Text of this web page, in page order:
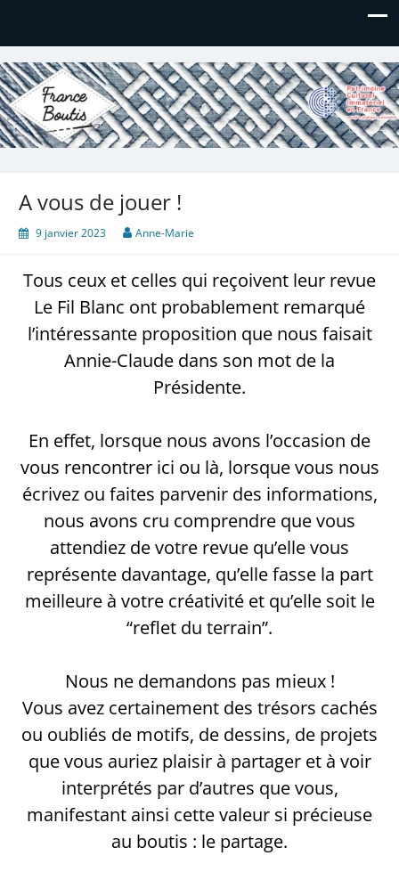
France Boutis
Le site de France Boutis
A vous de jouer !
9 janvier 2023 Anne-Marie
Tous ceux et celles qui reçoivent leur revue
Le Fil Blanc ont probablement remarqué
l’intéressante proposition que nous faisait
Annie-Claude dans son mot de la
Présidente.
En effet, lorsque nous avons l’occasion de
vous rencontrer ici ou là, lorsque vous nous
écrivez ou faites parvenir des informations,
nous avons cru comprendre que vous
attendiez de votre revue qu’elle vous
représente davantage, qu’elle fasse la part
meilleure à votre créativité et qu’elle soit le
“reflet du terrain”.
Nous ne demandons pas mieux !
Vous avez certainement des trésors cachés
ou oubliés de motifs, de dessins, de projets
que vous auriez plaisir à partager et à voir
interprétés par d’autres que vous,
manifestant ainsi cette valeur si précieuse
au boutis : le partage.